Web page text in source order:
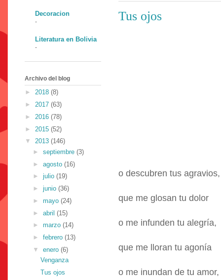
Tus ojos
o descubren tus agravios,
que me glosan tu dolor
o me infunden tu alegría,
que me lloran tu agonía
o me inundan de tu amor,
Decoracion
-
Literatura en Bolivia
-
Archivo del blog
► 2018 (8)
► 2017 (63)
► 2016 (78)
► 2015 (52)
▼ 2013 (146)
► septiembre (3)
► agosto (16)
► julio (19)
► junio (36)
► mayo (24)
► abril (15)
► marzo (14)
► febrero (13)
▼ enero (6)
Venganza
Tus ojos